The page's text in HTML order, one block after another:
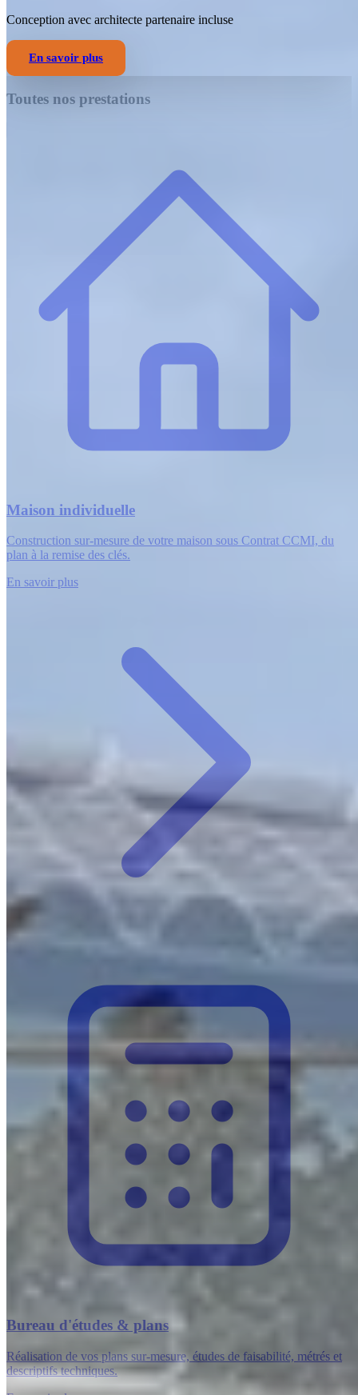
Conception avec architecte partenaire incluse
En savoir plus
Toutes nos prestations
Maison individuelle
Construction sur-mesure de votre maison sous Contrat CCMI, du
plan à la remise des clés.
En savoir plus
Bureau d'études & plans
Réalisation de vos plans sur-mesure, études de faisabilité, métrés et
descriptifs techniques.